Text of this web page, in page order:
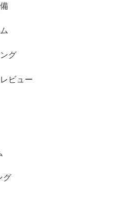
グ
ビュー
グ